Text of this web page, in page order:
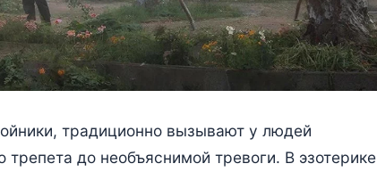
традиционно вызывают у людей
до необъяснимой тревоги. В эзотерике